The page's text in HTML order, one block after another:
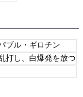
ブル・ギロチン
打し、白爆発を放つ